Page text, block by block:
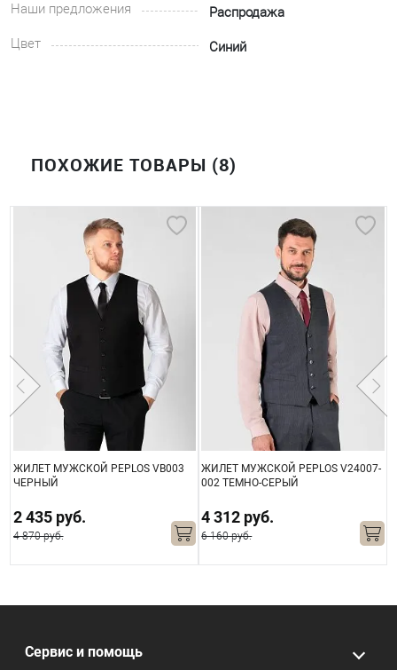
Наши предложения
Распродажа
Цвет
Синий
ПОХОЖИЕ ТОВАРЫ (8)
ЖИЛЕТ МУЖСКОЙ PEPLOS VB003
ЧЕРНЫЙ
2 435 руб.
4 870 руб.
ЖИЛЕТ МУЖСКОЙ PEPLOS V24007-
002 ТЕМНО-СЕРЫЙ
4 312 руб.
6 160 руб.
Сервис и помощь